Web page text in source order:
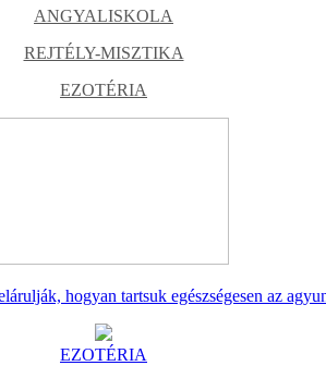
ANGYALISKOLA
REJTÉLY-MISZTIKA
EZOTÉRIA
hogyan tartsuk egészségesen az
EZOTÉRIA